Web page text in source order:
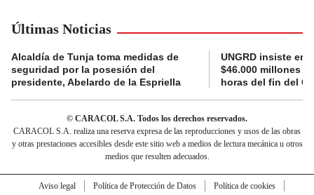
Últimas Noticias
Alcaldía de Tunja toma medidas de
seguridad por la posesión del
presidente, Abelardo de la Espriella
UNGRD insiste en
$46.000 millones
horas del fin del
© CARACOL S.A. Todos los derechos reservados.
CARACOL S.A. realiza una reserva expresa de las reproducciones y usos de las obras
y otras prestaciones accesibles desde este sitio web a medios de lectura mecánica u otros
medios que resulten adecuados.
Aviso legal Política de Protección de Datos
Política de cookies